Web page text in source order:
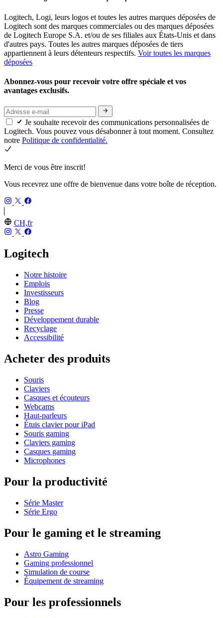
Logitech, Logi, leurs logos et toutes les autres marques déposées de
Logitech sont des marques commerciales ou des marques déposées
de Logitech Europe S.A. et/ou de ses filiales aux États-Unis et dans
d'autres pays. Toutes les autres marques déposées de tiers
appartiennent à leurs détenteurs respectifs. Voir toutes les marques
déposées
Abonnez-vous pour recevoir votre offre spéciale et vos
avantages exclusifs.
Je souhaite recevoir des communications personnalisées de
Logitech. Vous pouvez vous désabonner à tout moment. Consultez
notre Politique de confidentialité.
Merci de vous être inscrit!
Vous recevrez une offre de bienvenue dans votre boîte de réception.
CH,fr
Logitech
Notre histoire
Emplois
Investisseurs
Blog
Presse
Développement durable
Recyclage
Accessibilité
Acheter des produits
Souris
Claviers
Casques et écouteurs
Webcams
Haut-parleurs
Étuis clavier pour iPad
Souris gaming
Claviers gaming
Casques gaming
Microphones
Pour la productivité
Série Master
Série Ergo
Pour le gaming et le streaming
Astro Gaming
Gaming professionnel
Simulation de course
Équipement de streaming
Pour les professionnels